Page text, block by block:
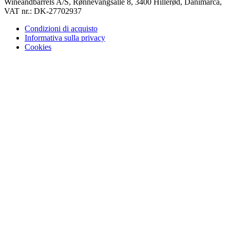
VAT nr.: DK-27702937
Condizioni di acquisto
Informativa sulla privacy
Cookies